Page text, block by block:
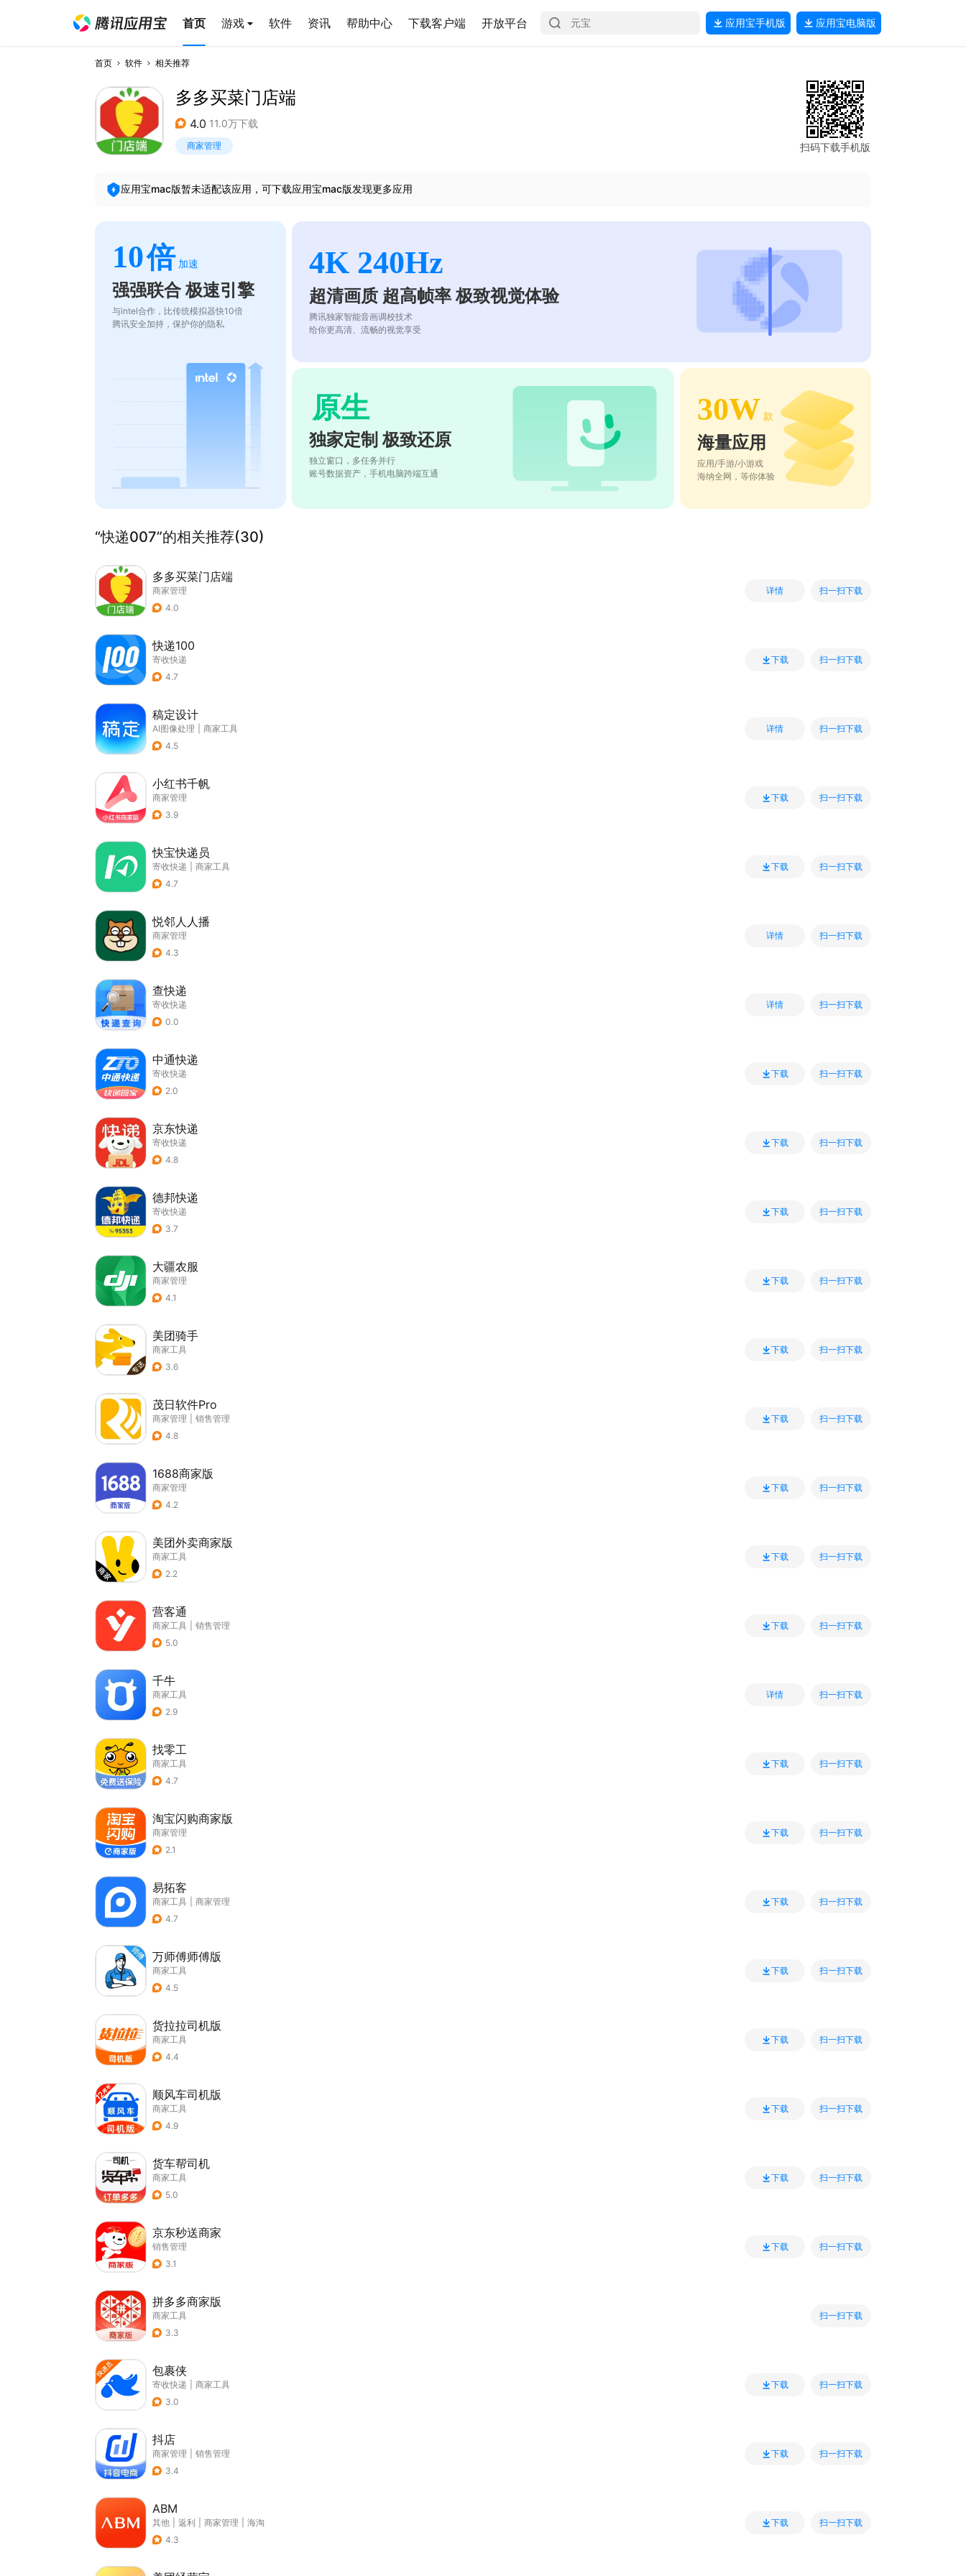
首页 游戏 软件 资讯 帮助中心 下载客户端 开放平台 应用宝手机版 应用宝电脑版
首页 软件 相关推荐
多多买菜门店端
4.0 11.0万下载
商家管理 扫码下载手机版
应用宝mac版暂未适配该应用，可下载应用宝mac版发现更多应用
10倍 加速
强强联合 极速引擎
与intel合作，比传统模拟器快10倍
腾讯安全加持，保护你的隐私
4K 240Hz
超清画质 超高帧率 极致视觉体验
腾讯独家智能音画调校技术
给你更高清、流畅的视觉享受
原生
独家定制 极致还原
独立窗口，多任务并行
账号数据资产，手机电脑跨端互通
30W 款
海量应用
应用/手游/小游戏
海纳全网，等你体验
“快递007”的相关推荐(30)
多多买菜门店端
商家管理
4.0
详情 扫一扫下载
快递100
寄收快递
4.7
下载 扫一扫下载
稿定设计
AI图像处理
商家工具
4.5
详情 扫一扫下载
小红书千帆
商家管理
3.9
下载 扫一扫下载
快宝快递员
寄收快递
商家工具
4.7
下载 扫一扫下载
悦邻人人播
商家管理
4.3
详情 扫一扫下载
查快递
寄收快递
0.0
详情 扫一扫下载
中通快递
寄收快递
2.0
下载 扫一扫下载
京东快递
寄收快递
4.8
下载 扫一扫下载
德邦快递
寄收快递
3.7
下载 扫一扫下载
大疆农服
商家管理
4.1
下载 扫一扫下载
美团骑手
商家工具
3.6
下载 扫一扫下载
茂日软件Pro
商家管理
销售管理
4.8
下载 扫一扫下载
1688商家版
商家管理
4.2
下载 扫一扫下载
美团外卖商家版
商家工具
2.2
下载 扫一扫下载
营客通
商家工具
销售管理
5.0
下载 扫一扫下载
千牛
商家工具
2.9
详情 扫一扫下载
找零工
商家工具
4.7
下载 扫一扫下载
淘宝闪购商家版
商家管理
2.1
下载 扫一扫下载
易拓客
商家工具
商家管理
4.7
下载 扫一扫下载
万师傅师傅版
商家工具
4.5
下载 扫一扫下载
货拉拉司机版
商家工具
4.4
下载 扫一扫下载
顺风车司机版
商家工具
4.9
下载 扫一扫下载
货车帮司机
商家工具
5.0
下载 扫一扫下载
京东秒送商家
销售管理
3.1
下载 扫一扫下载
拼多多商家版
商家工具
3.3
扫一扫下载
包裹侠
寄收快递
商家工具
3.0
下载 扫一扫下载
抖店
商家管理
销售管理
3.4
下载 扫一扫下载
ABM
其他 返利 商家管理
海淘
4.3
下载 扫一扫下载